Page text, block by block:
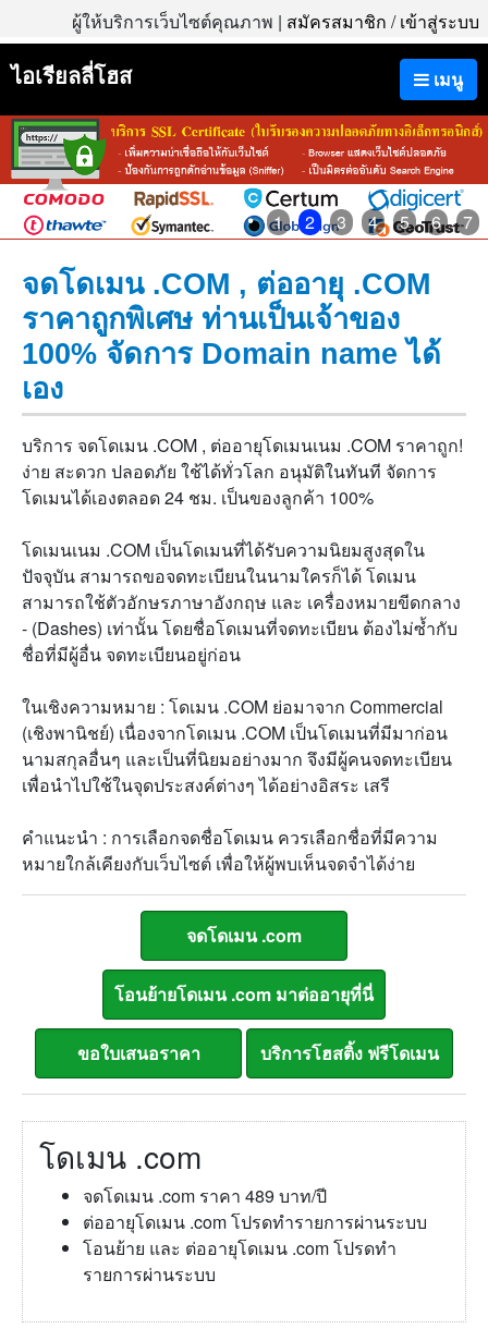
ผู้ให้บริการเว็บไซต์คุณภาพ | สมัครสมาชิก /เข้าสู่ระบบ
เมนู
ไอเรียลลี่โฮส
1 2 3 4 5 6 7
จดโดเมน .COM , ต่ออายุ .COM
ราคาถูกพิเศษ ท่านเป็นเจ้าของ
100% จัดการ Domain name ได้
เอง
บริการ จดโดเมน .COM , ต่ออายุโดเมนเนม .COM ราคาถูก!
ง่าย สะดวก ปลอดภัย ใช้ได้ทั่วโลก อนุมัติในทันที จัดการ
โดเมนได้เองตลอด 24 ชม. เป็นของลูกค้า 100%
โดเมนเนม .COM เป็นโดเมนที่ได้รับความนิยมสูงสุดใน
ปัจจุบัน สามารถขอจดทะเบียนในนามใครก็ได้ โดเมน
สามารถใช้ตัวอักษรภาษาอังกฤษ และ เครื่องหมายขีดกลาง
- (Dashes) เท่านั้น โดยชื่อโดเมนที่จดทะเบียน ต้องไม่ซ้ำกับ
ชื่อที่มีผู้อื่น จดทะเบียนอยู่ก่อน
ในเชิงความหมาย : โดเมน .COM ย่อมาจาก Commercial
(เชิงพานิชย์) เนื่องจากโดเมน .COM เป็นโดเมนที่มีมาก่อน
นามสกุลอื่นๆ และเป็นที่นิยมอย่างมาก จึงมีผู้คนจดทะเบียน
เพื่อนำไปใช้ในจุดประสงค์ต่างๆ ได้อย่างอิสระ เสรี
คำแนะนำ : การเลือกจดชื่อโดเมน ควรเลือกชื่อที่มีความ
หมายใกล้เคียงกับเว็บไซต์ เพื่อให้ผู้พบเห็นจดจำได้ง่าย
โดเมน .com
จดโดเมน .com ราคา 489 บาท/ปี
ต่ออายุโดเมน .com โปรดทำรายการผ่านระบบ
โอนย้าย และ ต่ออายุโดเมน .com โปรดทำ
รายการผ่านระบบ